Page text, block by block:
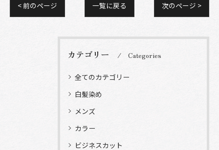
< 前のページ 一覧に戻る 次のページ >
カテゴリー Categories
全てのカテゴリー
白髪染め
メンズ
カラー
ビジネスカット